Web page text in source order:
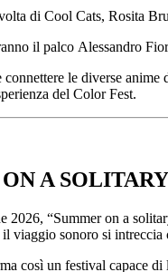
di Cool Cats, Rosita
il palco Alessandro
connettere le diverse
del Color Fest.
A
2026, “Summer on a
viaggio sonoro si intreccia
così un festival capace